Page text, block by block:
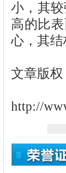
小，其
高的比
心，其
文章版权
http://